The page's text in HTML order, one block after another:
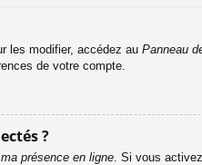
les modifier, accédez au Panneau
de votre compte.
?
présence en ligne . Si vous